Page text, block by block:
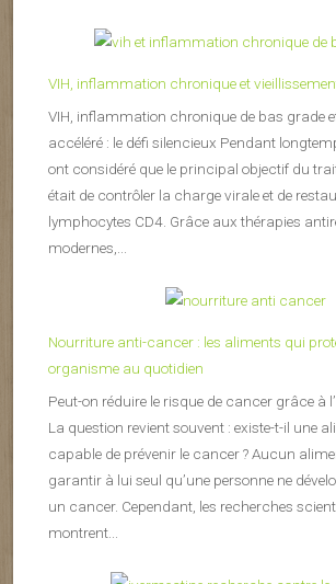
VIH, inflammation chronique et
VIH, inflammation chronique de bas grade
accéléré : le défi silencieux Pendant
ont considéré que le principal objectif du
était de contrôler la charge virale et de
lymphocytes CD4. Grâce aux thérapies
modernes,...
Nourriture anti-cancer : les aliments qui
organisme au quotidien
Peut-on réduire le risque de cancer grâce à
La question revient souvent : existe-t-il une
capable de prévenir le cancer ? Aucun
garantir à lui seul qu’une personne ne
un cancer. Cependant, les recherches
montrent...